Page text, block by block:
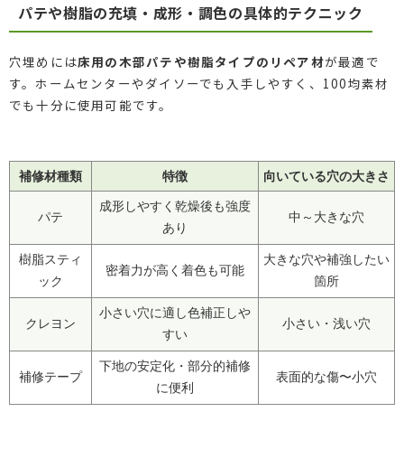
パテや樹脂の充填・成形・調色の具体的テクニック
穴埋めには床用の木部パテや樹脂タイプのリペア材が最適で
す。ホームセンターやダイソーでも入手しやすく、100均素材
でも十分に使用可能です。
補修材種類 特徴 向いている穴の大きさ
パテ
成形しやすく乾燥後も強度
あり
中～大きな穴
樹脂スティ
ック
密着力が高く着色も可能
大きな穴や補強したい
箇所
クレヨン
小さい穴に適し色補正しや
すい
小さい・浅い穴
補修テープ
下地の安定化・部分的補修
に便利
表面的な傷〜小穴